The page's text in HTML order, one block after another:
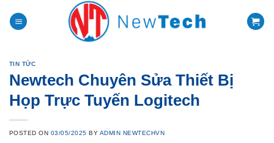
content
TIN TỨC
Newtech Chuyên Sửa Thiết Bị
Họp Trực Tuyến Logitech
POSTED ON 03/05/2025 BY ADMIN NEWTECHVN